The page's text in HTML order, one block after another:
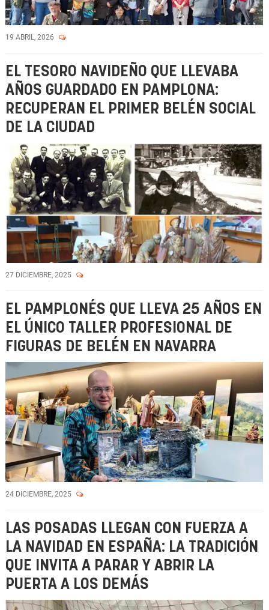
19 ABRIL, 2026
EL TESORO NAVIDEÑO QUE LLEVABA
AÑOS GUARDADO EN PAMPLONA:
RECUPERAN EL PRIMER BELÉN SOCIAL
DE LA CIUDAD
27 DICIEMBRE, 2025
EL PAMPLONÉS QUE LLEVA 25 AÑOS EN
EL ÚNICO TALLER PROFESIONAL DE
FIGURAS DE BELÉN EN NAVARRA
24 DICIEMBRE, 2025
LAS POSADAS LLEGAN CON FUERZA A
LA NAVIDAD EN ESPAÑA: LA TRADICIÓN
QUE INVITA A PARAR Y ABRIR LA
PUERTA A LOS DEMÁS